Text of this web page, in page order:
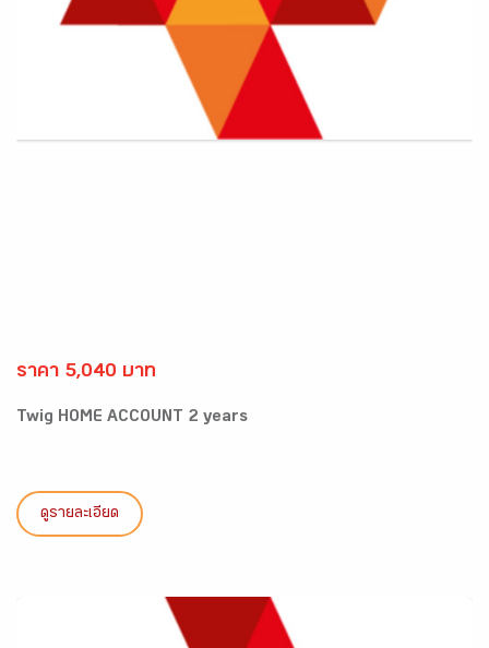
ราคา 5,040 บาท
Twig HOME ACCOUNT 2 years
ดูรายละเอียด